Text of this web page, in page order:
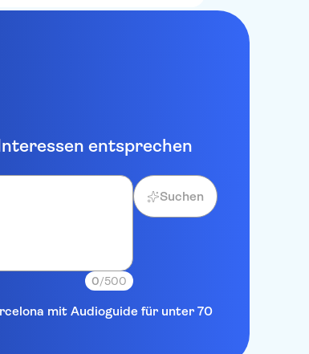
entsprechen
0/500
Suchen
mit Audioguide für unter 70